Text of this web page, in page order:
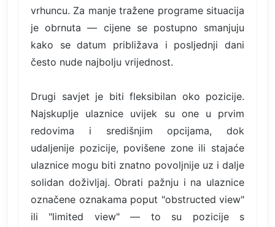
vrhuncu. Za manje tražene programe situacija
je obrnuta — cijene se postupno smanjuju
kako se datum približava i posljednji dani
često nude najbolju vrijednost.
Drugi savjet je biti fleksibilan oko pozicije.
Najskuplje ulaznice uvijek su one u prvim
redovima i središnjim opcijama, dok
udaljenije pozicije, povišene zone ili stajaće
ulaznice mogu biti znatno povoljnije uz i dalje
solidan doživljaj. Obrati pažnju i na ulaznice
označene oznakama poput "obstructed view"
ili "limited view" — to su pozicije s